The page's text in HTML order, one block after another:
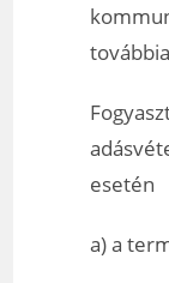
esetén
a) a